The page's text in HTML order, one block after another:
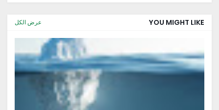
YOU MIGHT LIKE عرض الكل